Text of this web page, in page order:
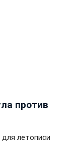
против
летописи